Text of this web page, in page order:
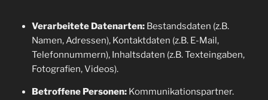
Verarbeitete Datenarten:Bestandsdaten (z.B.
Namen, Adressen), Kontaktdaten (z.B. E-Mail,
Telefonnummern), Inhaltsdaten (z.B. Texteingaben,
Fotografien, Videos).
Betroffene Personen:Kommunikationspartner.